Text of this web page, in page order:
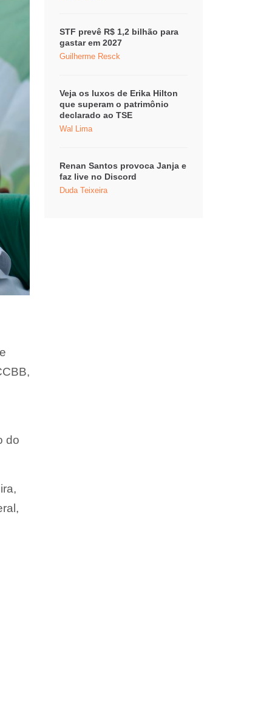
do
STF prevê R$ 1,2 bilhão para
gastar em 2027
Guilherme Resck
Veja os luxos de Erika Hilton
que superam o patrimônio
declarado ao TSE
Wal Lima
Renan Santos provoca Janja e
faz live no Discord
Duda Teixeira